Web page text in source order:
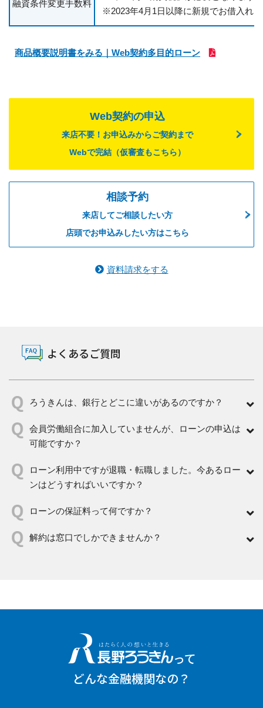
融資条件変更手数料
※2023年4月1日以降に新規でお借入れ
商品概要説明書をみる｜Web契約多目的ローン
Web契約の申込
来店不要！お申込みからご契約まで
Webで完結（仮審査もこちら）
相談予約
来店してご相談したい方
店頭でお申込みしたい方はこちら
資料請求をする
よくあるご質問
ろうきんは、銀行とどこに違いがあるのですか？
会員労働組合に加入していませんが、ローンの申込は
可能ですか？
ローン利用中ですが退職・転職しました。今あるロー
ンはどうすればいいですか？
ローンの保証料って何ですか？
解約は窓口でしかできませんか？
って
どんな金融機関なの？